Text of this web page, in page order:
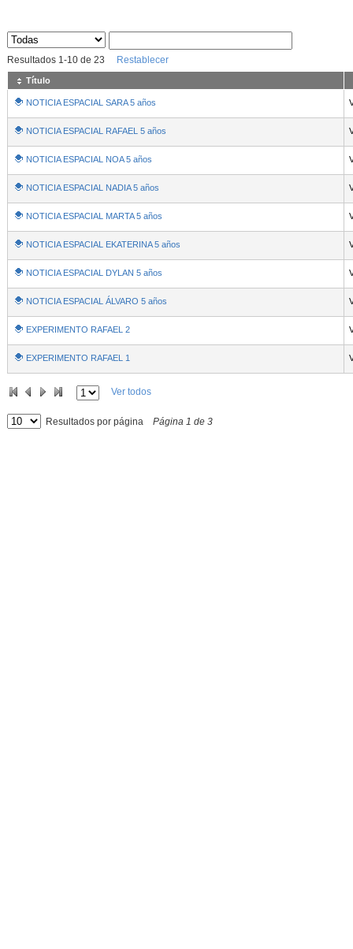
Sus archivos
Resultados 1-10de 23 Restablecer
Título
NOTICIA ESPACIAL SARA 5 años
NOTICIA ESPACIAL RAFAEL 5 años
NOTICIA ESPACIAL NOA 5 años
NOTICIA ESPACIAL NADIA 5 años
NOTICIA ESPACIAL MARTA 5 años
NOTICIA ESPACIAL EKATERINA 5 años
NOTICIA ESPACIAL DYLAN 5 años
NOTICIA ESPACIAL ÁLVARO 5 años
EXPERIMENTO RAFAEL 2
EXPERIMENTO RAFAEL 1
Ver todos
Resultados por página Página 1 de 3